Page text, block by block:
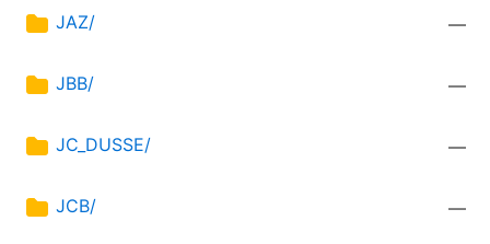
JAZ/ —
JBB/ —
JC_DUSSE/ —
JCB/ —